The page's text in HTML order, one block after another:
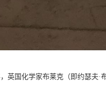
，英国化学家布莱克（即约瑟夫·